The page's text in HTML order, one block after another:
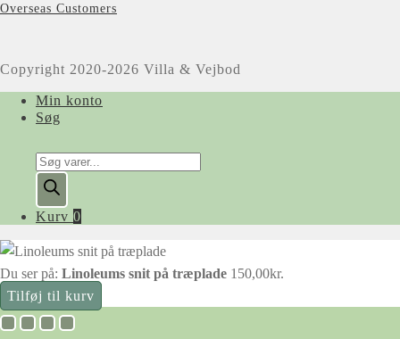
Overseas Customers
Copyright 2020-2026 Villa & Vejbod
Min konto
Søg
Products
search
Kurv 0
Du ser på: Linoleums snit på træplade 150,00kr.
Tilføj til kurv